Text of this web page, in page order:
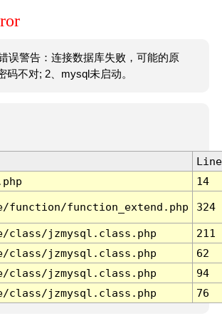
误警告：连接数据库失败，可能的原
码不对; 2、mysql未启动。
Line
14
function/function_extend.php 324
class/jzmysql.class.php
211
class/jzmysql.class.php
62
class/jzmysql.class.php
94
class/jzmysql.class.php 76